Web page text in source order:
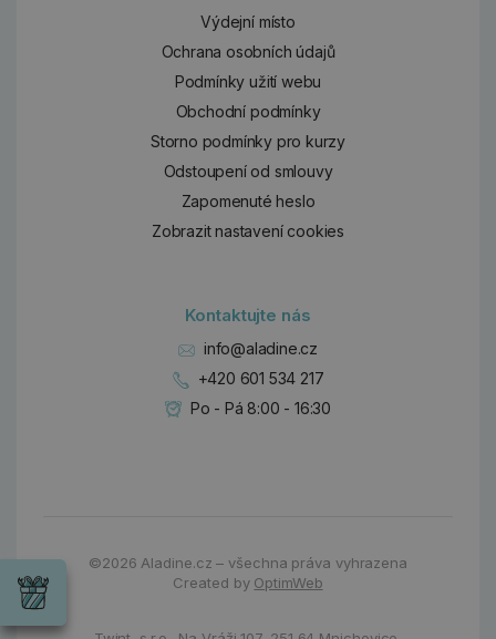
Výdejní místo
Ochrana osobních údajů
Podmínky užití webu
Obchodní podmínky
Storno podmínky pro kurzy
Odstoupení od smlouvy
Zapomenuté heslo
Zobrazit nastavení cookies
Kontaktujte nás
info@aladine.cz
+420 601 534 217
Po - Pá 8:00 - 16:30
©2026 Aladine.cz – všechna práva vyhrazena
Created by OptimWeb
Wrendale
Chci si vybrat